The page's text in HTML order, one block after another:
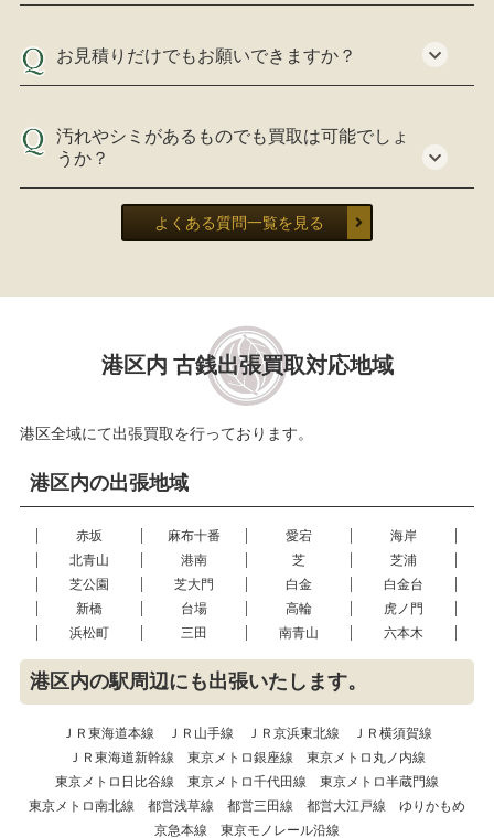
お見積りだけでもお願いできますか？
汚れやシミがあるものでも買取は可能でしょ
うか？
よくある質問一覧を見る
港区内 古銭出張買取対応地域
港区全域にて出張買取を行っております。
港区内の出張地域
赤坂 麻布十番 愛宕
海岸
北青山
港南 芝
芝浦
芝公園
芝大門 白金
白金台
新橋
台場 高輪
虎ノ門
浜松町
三田 南青山 六本木
港区内の駅周辺にも出張いたします。
ＪＲ東海道本線 ＪＲ山手線 ＪＲ京浜東北線
ＪＲ横須賀線
ＪＲ東海道新幹線
東京メトロ銀座線
東京メトロ丸ノ内線
東京メトロ日比谷線
東京メトロ千代田線
東京メトロ半蔵門線
東京メトロ南北線
都営浅草線 都営三田線 都営大江戸線
ゆりかもめ
京急本線
東京モノレール沿線